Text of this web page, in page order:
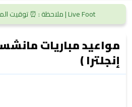
Live Foot | ملاحظة : ⏰ توقيت المباريات بتوقيت جهازك
مواعيد مباريات
إنجلترا )